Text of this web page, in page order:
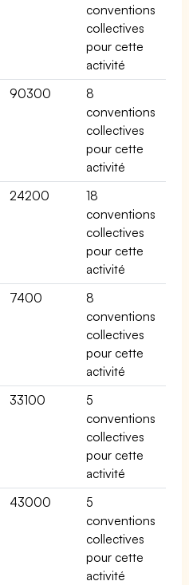
conventions
collectives
pour cette
activité
90300
8
conventions
collectives
pour cette
activité
24200
18
conventions
collectives
pour cette
activité
7400
8
conventions
collectives
pour cette
activité
33100
5
conventions
collectives
pour cette
activité
43000
5
conventions
collectives
pour cette
activité